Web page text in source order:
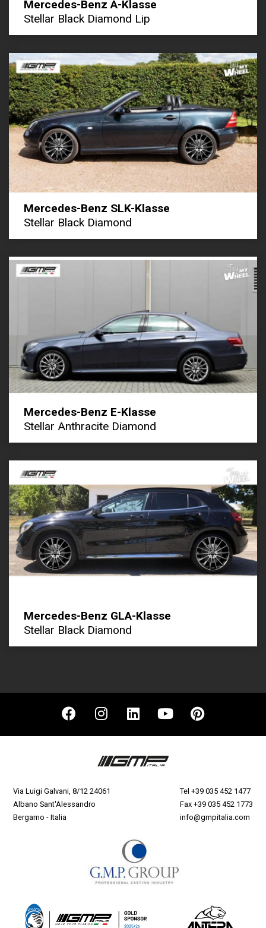
Mercedes-Benz A-Klasse
Stellar Black Diamond Lip
Mercedes-Benz SLK-Klasse
Stellar Black Diamond
Mercedes-Benz E-Klasse
Stellar Anthracite Diamond
Mercedes-Benz GLA-Klasse
Stellar Black Diamond
Via Luigi Galvani, 8/12 24061
Albano Sant'Alessandro
Bergamo - Italia
Tel +39 035 452 1477
Fax +39 035 452 1773
info@gmpitalia.com